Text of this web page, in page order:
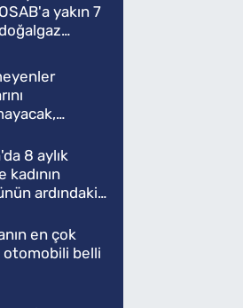
yakın 7
8 aylık
kadının
ardındaki
en çok
otomobili belli